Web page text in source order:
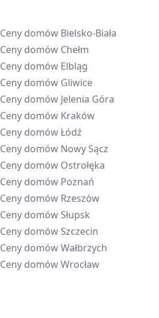
Ceny domów Bielsko-Biała
Ceny domów Chełm
Ceny domów Elbląg
Ceny domów Gliwice
Ceny domów Jelenia Góra
Ceny domów Kraków
Ceny domówŁódź
Ceny domów Nowy Sącz
Ceny domów Ostrołęka
Ceny domów Poznań
Ceny domów Rzeszów
Ceny domów Słupsk
Ceny domów Szczecin
Ceny domówWałbrzych
Ceny domówWrocław